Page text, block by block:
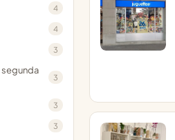
4
4
3
segunda
3
3
3